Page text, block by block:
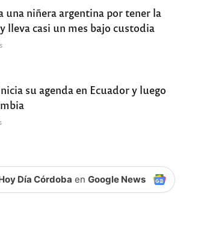
una niñera argentina por tener la
lleva casi un mes bajo custodia
su agenda en Ecuador y luego
Día Córdoba enGoogle News